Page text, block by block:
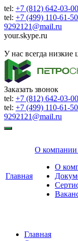
tel: +7 (812) 642-03-00
tel: +7 (499) 110-61-50
9292121@mail.ru
your.skype.ru
У нас всегда низкие
Заказать звонок
tel: +7 (812) 642-03-00
tel: +7 (499) 110-61-50
9292121@mail.ru
Главная
О компании
О
Главная